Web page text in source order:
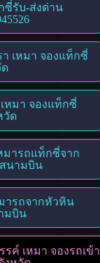
ซี่รับ-ส่งด่าน
า เหมา จองแท็กซี่
ด
หมา จองแท็กซี่
วัด
มารถแท็กซี่จาก
สนามบิน
ารถจากหัวหิน
มบิน
ค์ เหมา จองรถเข้า